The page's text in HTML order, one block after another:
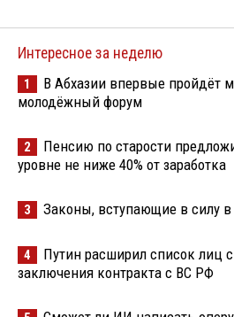
Интересное за неделю
1
В Абхазии впервые пройдёт
молодёжный форум
2
Пенсию по старости
уровне не ниже 40% от заработка
3 Законы, вступающие в силу в
4
Путин расширил список лиц
заключения контракта с ВС РФ